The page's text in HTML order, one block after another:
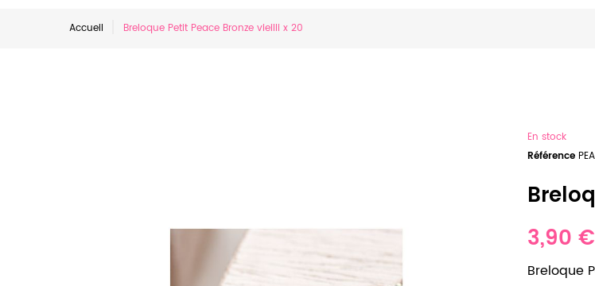
Accueil Breloque Petit Peace Bronze vieilli x 20
En stock
Référence
3,90 €
Breloque